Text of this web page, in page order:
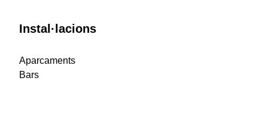
Instal·lacions
Aparcaments
Bars